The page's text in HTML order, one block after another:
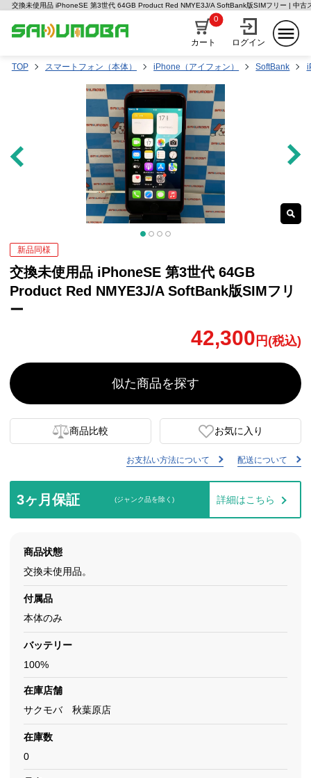
交換未使用品 iPhoneSE 第3世代 64GB Product Red NMYE3J/A SoftBank版SIMフリー | 中古
カート
0
ログイン
TOP スマートフォン（本体） iPhone（アイフォン） SoftBank
新品同様
交換未使用品 iPhoneSE 第3世代 64GB
Product Red NMYE3J/A SoftBank版SIMフリ
ー
42,300 円(税込)
似た商品を探す
商品比較 お気に入り
お支払い方法について 配送について
3ヶ月保証 (ジャンク品を除く) 詳細はこちら
商品状態
交換未使用品。
付属品
本体のみ
バッテリー
100%
在庫店舗
サクモバ 秋葉原店
在庫数
0